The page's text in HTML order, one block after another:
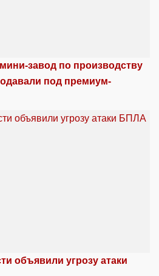
завод по производству
под премиум-
объявили угрозу атаки